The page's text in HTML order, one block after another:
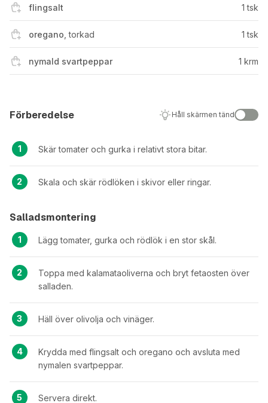
flingsalt 1 tsk
oregano ,torkad 1 tsk
nymald svartpeppar 1 krm
Förberedelse Håll skärmen tänd
Skär tomater och gurka i relativt stora bitar.
Skala och skär rödlöken i skivor eller ringar.
Salladsmontering
Lägg tomater, gurka och rödlök i en stor skål.
Toppa med kalamataoliverna och bryt fetaosten över
salladen.
Häll över olivolja och vinäger.
Krydda med flingsalt och oregano och avsluta med
nymalen svartpeppar.
Servera direkt.